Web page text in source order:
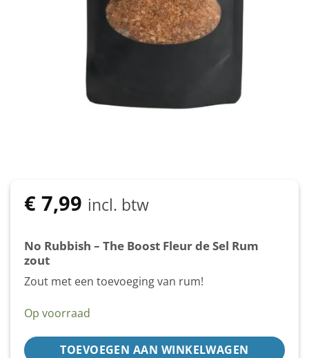
€ 7,99 incl. btw
No Rubbish – The Boost Fleur de Sel Rum
zout
Zout met een toevoeging van rum!
Op voorraad
TOEVOEGEN AAN WINKELWAGEN